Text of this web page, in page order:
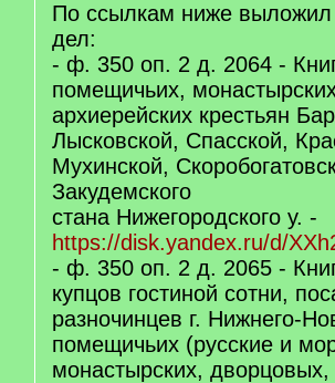
По ссылкам ниже выложил
дел:
- ф. 350 оп. 2 д. 2064 -
помещичьих,
архиерейских крестьян
Лысковской, Спасской,
Мухинской,
Закудемского
стана Нижегородского у. -
https://disk.yandex.ru/d/
- ф. 350 оп. 2 д. 2065 -
купцов гостиной сотни,
разночинцев г. Нижнего-
помещичьих (русские и
монастырских, дворцовых,